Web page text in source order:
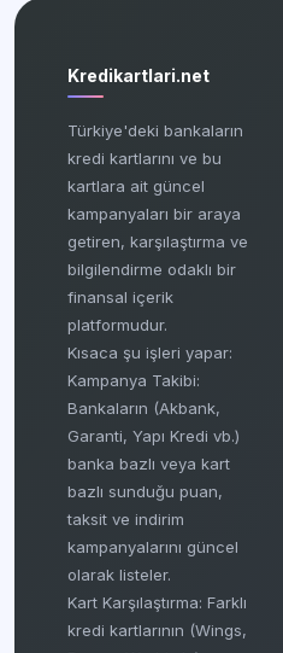
Kredikartlari.net
Türkiye'deki bankaların
kredi kartlarını ve bu
kartlara ait güncel
kampanyaları bir araya
getiren, karşılaştırma ve
bilgilendirme odaklı bir
finansal içerik
platformudur.
Kısaca şu işleri yapar:
Kampanya Takibi:
Bankaların (Akbank,
Garanti, Yapı Kredi vb.)
banka bazlı veya kart
bazlı sunduğu puan,
taksit ve indirim
kampanyalarını güncel
olarak listeler.
Kart Karşılaştırma: Farklı
kredi kartlarının (Wings,